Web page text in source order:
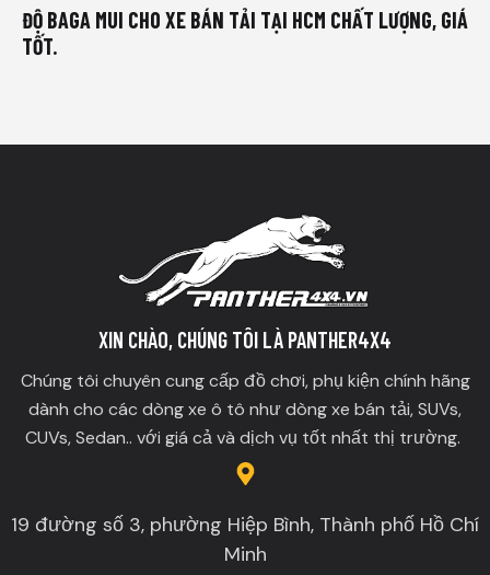
ĐỘ BAGA MUI CHO XE BÁN TẢI TẠI HCM CHẤT LƯỢNG, GIÁ
TỐT.
XIN CHÀO, CHÚNG TÔI LÀ PANTHER4X4
Chúng tôi chuyên cung cấp đồ chơi, phụ kiện chính hãng
dành cho các dòng xe ô tô như dòng xe bán tải, SUVs,
CUVs, Sedan.. với giá cả và dịch vụ tốt nhất thị trường.
19 đường số 3, phường Hiệp Bình, Thành phố Hồ Chí
Minh